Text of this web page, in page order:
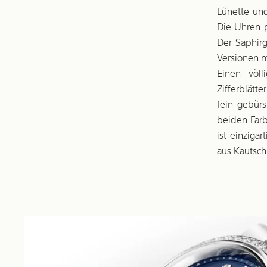
Lünette
Die Uhren
Der
Versionen
Einen
fein
beiden
ist
aus